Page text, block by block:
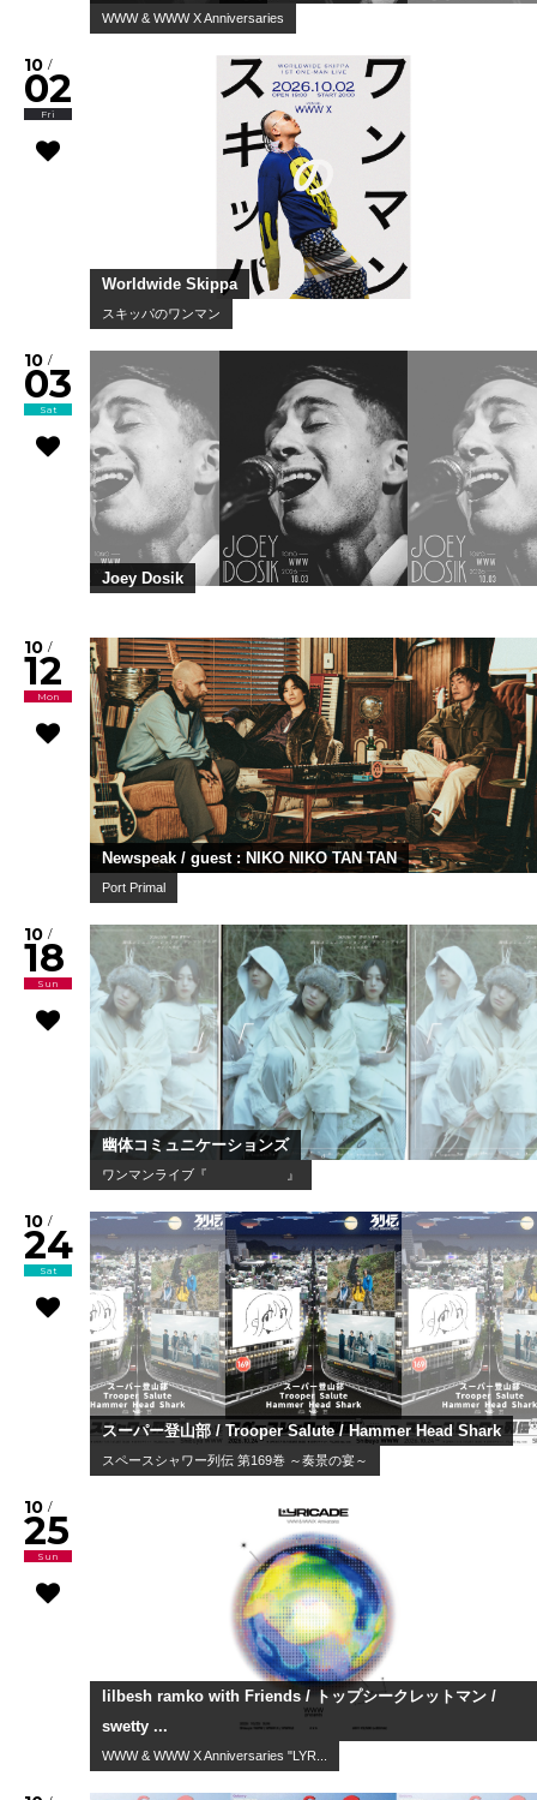
WWW & WWW X Anniversaries
10 /
02
Fri
Worldwide Skippa
スキッパのワンマン
10 /
03
Sat
Joey Dosik
10 /
12
Mon
Newspeak / guest : NIKO NIKO TAN TAN
Port Primal
10 /
18
Sun
幽体コミュニケーションズ
ワンマンライブ『 』
10 /
24
Sat
スーパー登山部 / Trooper Salute / Hammer Head Shark
スペースシャワー列伝 第169巻 ～奏景の宴～
10 /
25
Sun
lilbesh ramko with Friends / トップシークレットマン /
swetty ...
WWW & WWW X Anniversaries "LYR...